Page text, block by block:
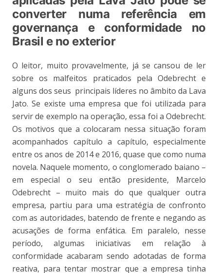
converter numa referência em
governança e conformidade no
Brasil e no exterior
O leitor, muito provavelmente, já se cansou de ler
sobre os malfeitos praticados pela Odebrecht e
alguns dos seus principais líderes no âmbito da Lava
Jato. Se existe uma empresa que foi utilizada para
servir de exemplo na operação, essa foi a Odebrecht.
Os motivos que a colocaram nessa situação foram
acompanhados capítulo a capítulo, especialmente
entre os anos de 2014 e 2016, quase que como numa
novela. Naquele momento, o conglomerado baiano –
em especial o seu então presidente, Marcelo
Odebrecht – muito mais do que qualquer outra
empresa, partiu para uma estratégia de confronto
com as autoridades, batendo de frente e negando as
acusações de forma enfática. Em paralelo, nesse
período, algumas iniciativas em relação à
conformidade acabaram sendo adotadas de forma
reativa, para tentar mostrar que a empresa tinha